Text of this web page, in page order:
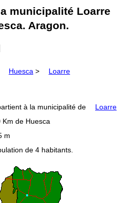
municipalité Loarre
Aragon.
Huesca > Loarre
à la municipalité de
Loarre
de Huesca
m
de 4 habitants.